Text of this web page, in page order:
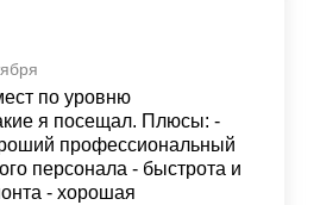
по уровню
я посещал. Плюсы: -
профессиональный
персонала - быстрота и
- хорошая